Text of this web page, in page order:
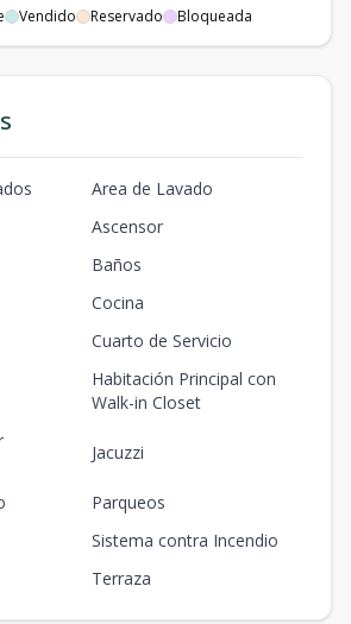
Vendido Reservado Bloqueada
Area de Lavado
Ascensor
Baños
Cocina
Cuarto de Servicio
Habitación Principal con
Walk-in Closet
Jacuzzi
Parqueos
Sistema contra Incendio
Terraza